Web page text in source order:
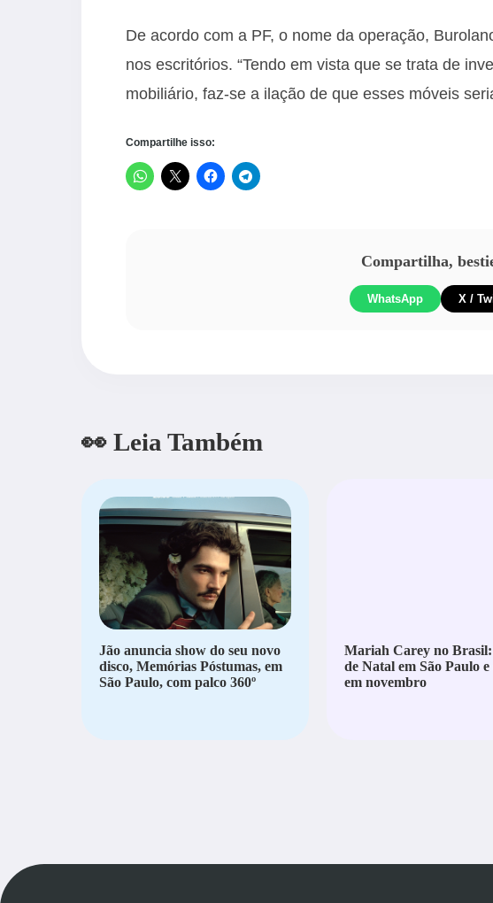
De acordo com a PF, o nome da operação,
nos escritórios. “Tendo em vista que se trata de
mobiliário, faz-se a ilação de que esses móveis
Compartilhe isso:
Compartilha,
WhatsApp X /
👀 Leia Também
Jão anuncia show do seu novo
disco, Memórias Póstumas, em
São Paulo, com palco 360º
Mariah Carey no Brasil:
de Natal em São Paulo
em novembro